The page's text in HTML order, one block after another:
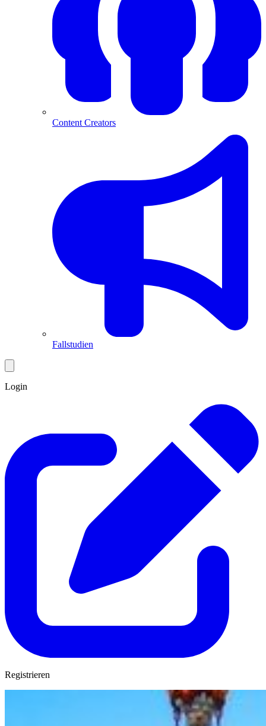
Content Creators
Fallstudien
Login
Registrieren